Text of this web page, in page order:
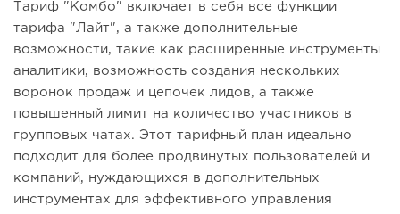
Тариф "Комбо" включает в себя все функции
тарифа "Лайт", а также дополнительные
возможности, такие как расширенные инструменты
аналитики, возможность создания нескольких
воронок продаж и цепочек лидов, а также
повышенный лимит на количество участников в
групповых чатах. Этот тарифный план идеально
подходит для более продвинутых пользователей и
компаний, нуждающихся в дополнительных
инструментах для эффективного управления